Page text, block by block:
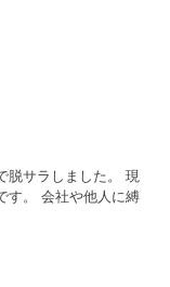
脱サラしました。 現
す。 会社や他人に縛